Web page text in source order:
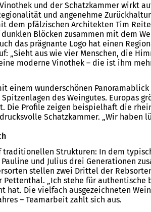
und der Schatzkammer wirkt
und angenehme
dem pfälzischen Architekten Tim
Blöcken zusammen mit dem
das prägnante Logo hat einen
„Sieht aus wie vier Menschen, die
moderne Vinothek – die ist ihm
einem wunderschönen
des Weingutes. Europas
Die Profile zeigen beispielhaft die
Schatzkammer. „Wir haben
Strukturen: In dem
und Julius drei Generationen
stellen zwei Drittel der
„Ich stehe für
hat. Die vielfach ausgezeichneten
– Teamarbeit zahlt sich aus.